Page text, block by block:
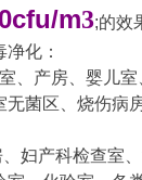
m3;的效
化：
、产房、婴儿
菌区、烧伤病
妇产科检查室